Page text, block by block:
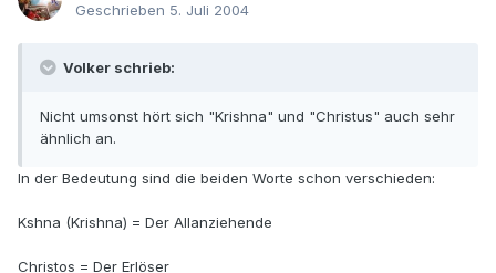
Geschrieben 5. Juli 2004
Volker schrieb:
Nicht umsonst hört sich "Krishna" und "Christus" auch sehr
ähnlich an.
In der Bedeutung sind die beiden Worte schon verschieden:
Kshna (Krishna) = Der Allanziehende
Christos = Der Erlöser